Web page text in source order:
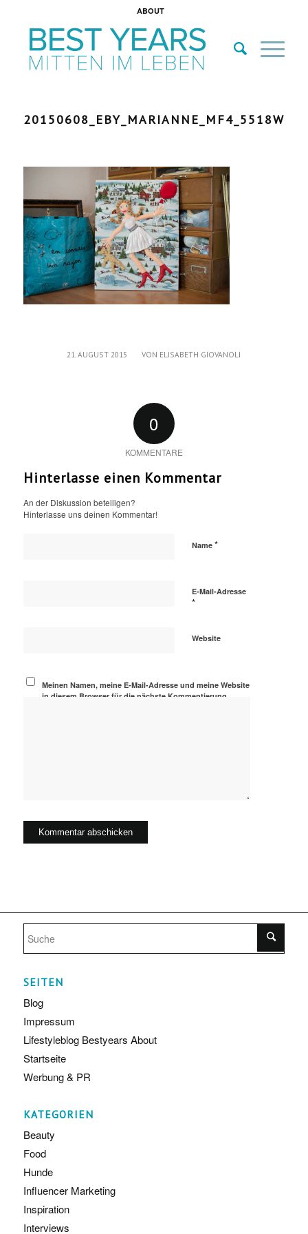
ABOUT
20150608_EBY_MARIANNE_MF4_5518W
21. AUGUST 2015
/ VON ELISABETH GIOVANOLI
0
KOMMENTARE
Hinterlasse einen Kommentar
An der Diskussion beteiligen?
Hinterlasse uns deinen Kommentar!
Name *
E-Mail-Adresse
*
Website
Meinen Namen, meine E-Mail-Adresse und meine Website
in diesem Browser für die nächste Kommentierung
SEITEN
Blog
Impressum
Lifestyleblog Bestyears About
Startseite
Werbung & PR
KATEGORIEN
Beauty
Food
Hunde
Influencer Marketing
Inspiration
Interviews